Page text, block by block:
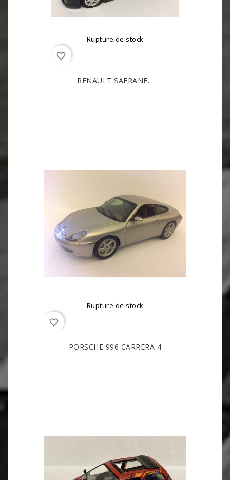
Rupture de stock
favorite_border
RENAULT SAFRANE...
Rupture de stock
favorite_border
PORSCHE 996 CARRERA 4